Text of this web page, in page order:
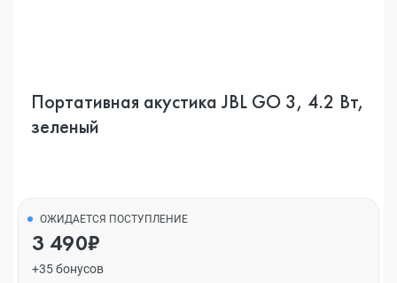
Портативная акустика JBL GO 3, 4.2 Вт,
зеленый
ОЖИДАЕТСЯ ПОСТУПЛЕНИЕ
3 490₽
+35 бонусов